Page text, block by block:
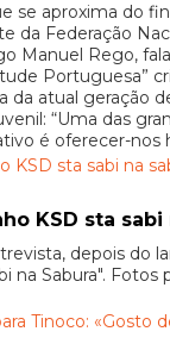
se aproxima do
da Federação
Manuel Rego,
Portuguesa”
da atual geração
“Uma das
é oferecer-nos
KSD sta sabi
depois do
na Sabura". Fotos